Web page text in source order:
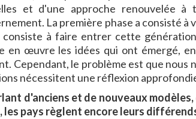
et d'une approche renouvelée
La première phase a consisté
consiste à faire entrer cette
en œuvre les idées qui ont émergé,
Cependant, le problème est que nous
nécessitent une réflexion
d'anciens et de nouveaux
les pays règlent encore leurs